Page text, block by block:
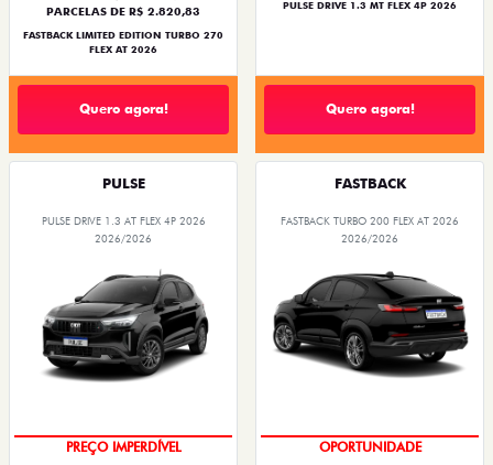
PARCELAS DE R$ 2.820,83
FASTBACK LIMITED EDITION TURBO 270
FLEX AT 2026
Quero agora!
PULSE DRIVE 1.3 MT FLEX 4P 2026
Quero agora!
PULSE
PULSE DRIVE 1.3 AT FLEX 4P 2026
2026/2026
PREÇO IMPERDÍVEL
FASTBACK
FASTBACK TURBO 200 FLEX AT 2026
2026/2026
OPORTUNIDADE